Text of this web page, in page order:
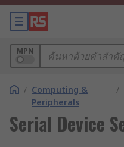
MPN
/ Computing &
Peripherals
/
Serial Device